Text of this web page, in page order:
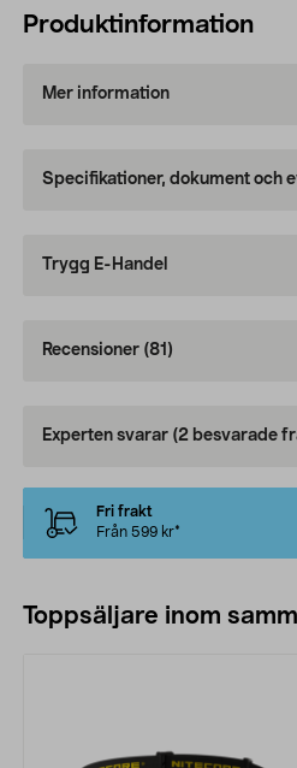
Produktinformation
Mer information
Specifikationer, dokument och
Trygg E-Handel
Recensioner (81)
Experten svarar (2 besvarade
Fri frakt
Från 599 kr*
Toppsäljare inom